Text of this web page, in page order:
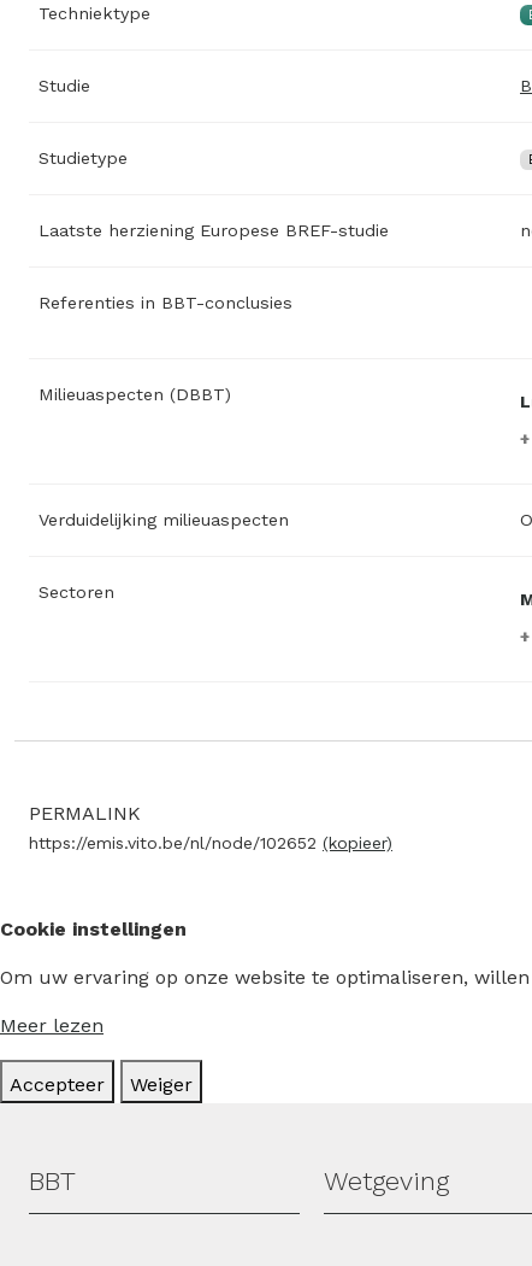
Techniektype
Studie
Studietype
Laatste herziening Europese BREF-studie
Referenties in BBT-conclusies
Milieuaspecten (DBBT)
Verduidelijking milieuaspecten
Sectoren
PERMALINK
https://emis.vito.be/nl/node/102652 (kopieer)
Cookie instellingen
Om uw ervaring op onze website te optimaliseren,
Meer lezen
Accepteer Weiger
Hoofdmenu
BBT Wetgeving